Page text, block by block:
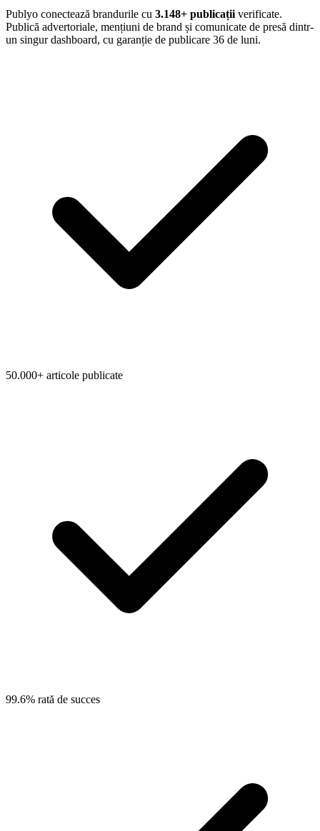
Publyo conectează brandurile cu 3.148+ publicații verificate.
Publică advertoriale, mențiuni de brand și comunicate de presă dintr-
un singur dashboard, cu garanție de publicare 36 de luni.
50.000+ articole publicate
99.6% rată de succes